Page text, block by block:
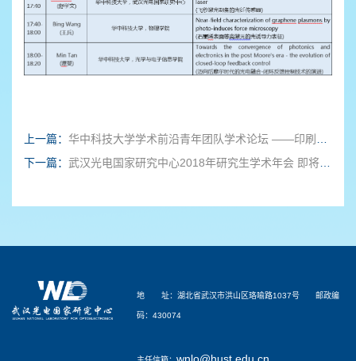
上一篇： 华中科技大学学术前沿青年团队学术论坛 ——印刷太阳能电池与光电器件研讨会及第一届喻园学科交叉合作论坛﹒2019
下一篇： 武汉光电国家研究中心2018年研究生学术年会 即将拉开幕帷幕（第二轮通知）
地 址：湖北省武汉市洪山区珞喻路1037号 邮政编
码：430074